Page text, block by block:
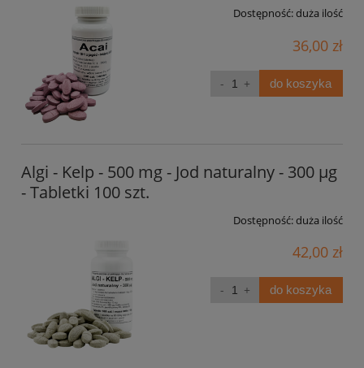
Dostępność:duża ilość
36,00 zł
do koszyka
Algi - Kelp - 500 mg - Jod naturalny - 300 µg
- Tabletki 100 szt.
Dostępność:duża ilość
42,00 zł
do koszyka